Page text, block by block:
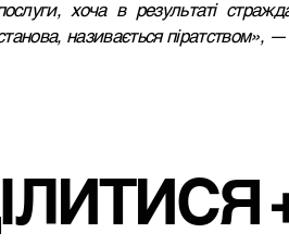
хоча в результаті
називається піратством», —